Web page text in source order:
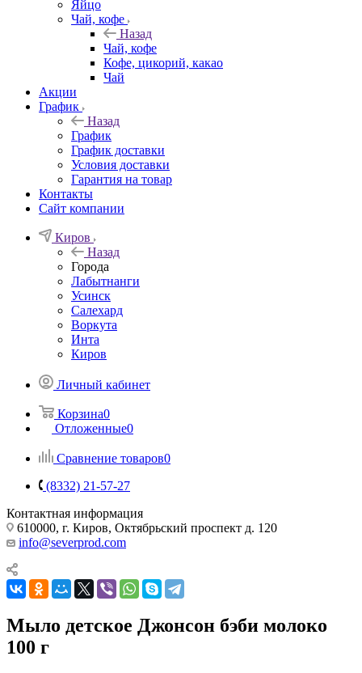
Яйцо
Чай, кофе
Назад
Чай, кофе
Кофе, цикорий, какао
Чай
Акции
График
Назад
График
График доставки
Условия доставки
Гарантия на товар
Контакты
Сайт компании
Киров
Назад
Города
Лабытнанги
Усинск
Салехард
Воркута
Инта
Киров
Личный кабинет
Корзина0
Отложенные0
Сравнение товаров0
(8332) 21-57-27
Контактная информация
610000, г. Киров, Октябрьский проспект д. 120
info@severprod.com
Мыло детское Джонсон бэби молоко
100 г